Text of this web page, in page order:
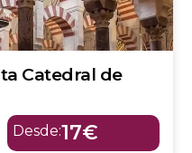
Catedral de
Desde:17€